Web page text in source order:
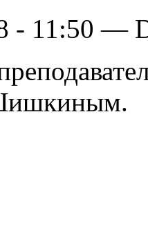
- 11:50 —